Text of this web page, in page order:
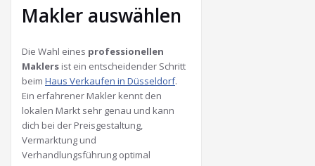
Makler auswählen
Die Wahl eines professionellen
Maklers ist ein entscheidender Schritt
beim Haus Verkaufen in Düsseldorf.
Ein erfahrener Makler kennt den
lokalen Markt sehr genau und kann
dich bei der Preisgestaltung,
Vermarktung und
Verhandlungsführung optimal